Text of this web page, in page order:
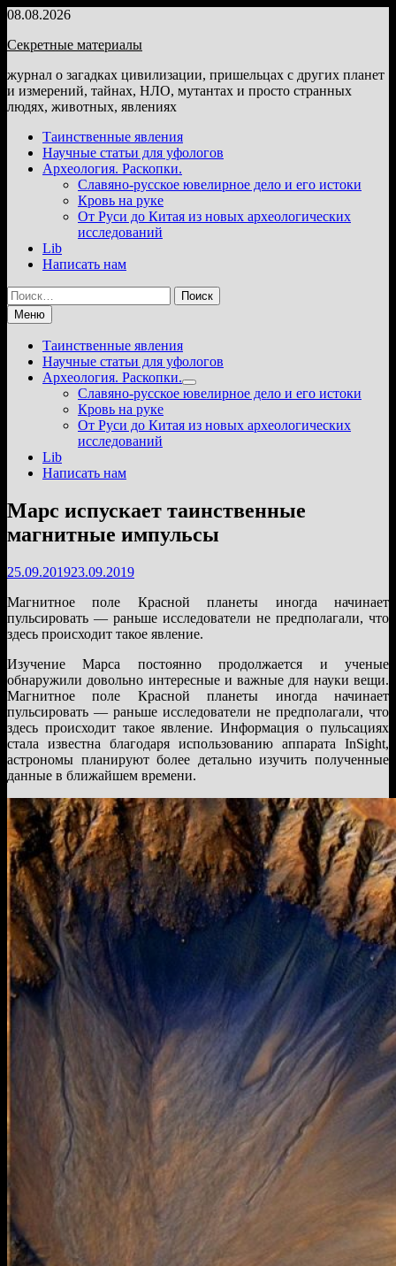
Перейти
содержимому
08.08.2026
Секретные материалы
журнал о загадках цивилизации, пришельцах с других планет
и измерений, тайнах, НЛО, мутантах и просто странных
людях, животных, явлениях
Таинственные явления
Научные статьи для уфологов
Археология. Раскопки.
Славяно-русское ювелирное дело и его истоки
Кровь на руке
От Руси до Китая из новых археологических
исследований
Lib
Написать нам
Найти:
Меню
Таинственные явления
Научные статьи для уфологов
Археология. Раскопки.
Показать
подменю
Славяно-русское ювелирное дело и его истоки
Кровь на руке
От Руси до Китая из новых археологических
исследований
Lib
Написать нам
Mapc испускает таинственные
магнитные импульсы
25.09.201923.09.2019
Магнитное поле Красной планеты иногда начинает
пульсировать — раньше исследователи не предполагали, что
здесь происходит такое явление.
Изучение Марса постоянно продолжается и ученые
обнаружили довольно интересные и важные для науки вещи.
Магнитное поле Красной планеты иногда начинает
пульсировать — раньше исследователи не предполагали, что
здесь происходит такое явление. Информация о пульсациях
стала известна благодаря использованию аппарата InSight,
астрономы планируют более детально изучить полученные
данные в ближайшем времени.